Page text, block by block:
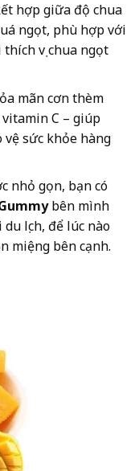
hợp giữa độ chua
ngọt, phù hợp với
vị chua ngọt
mãn cơn thèm
C – giúp
vệ sức khỏe hàng
nhỏ gọn, bạn có
bên mình
lịch, để lúc nào
miệng bên cạnh.